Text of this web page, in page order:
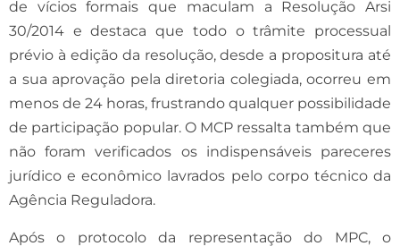
de vícios formais que maculam a Resolução Arsi
30/2014 e destaca que todo o trâmite processual
prévio à edição da resolução, desde a propositura até
a sua aprovação pela diretoria colegiada, ocorreu em
menos de 24 horas, frustrando qualquer possibilidade
de participação popular. O MCP ressalta também que
não foram verificados os indispensáveis pareceres
jurídico e econômico lavrados pelo corpo técnico da
Agência Reguladora.
Após o protocolo da representação do MPC, o